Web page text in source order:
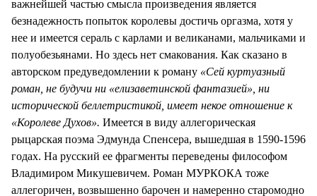
важнейшей частью смысла произведения является
безнадежность попыток королевы достичь оргазма, хотя у
нее и имеется сераль с карлами и великанами, мальчиками и
полуобезьянами. Но здесь нет смакования. Как сказано в
авторском предуведомлении к роману «Сей куртуазный
роман, не будучи ни «елизаветинской фантазией», ни
исторической беллетристикой, имеет некое отношение к
«Королеве Духов». Имеется в виду аллегорическая
рыцарская поэма Эдмунда Спенсера, вышедшая в 1590-1596
годах. На русский ее фрагменты переведены философом
Владимиром Микушевичем. Роман МУРКОКА тоже
аллегоричен, возвышенно барочен и намеренно старомодно